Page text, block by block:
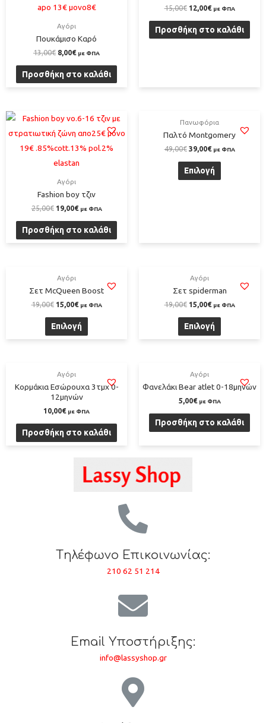
Αγόρι
Πουκάμισο Καρό
13,00€ 8,00€ με ΦΠΑ
Προσθήκη στο καλάθι
15,00€ 12,00€ με ΦΠΑ
Προσθήκη στο καλάθι
Αγόρι
Fashion boy τζιν
25,00€ 19,00€ με ΦΠΑ
Προσθήκη στο καλάθι
Πανωφόρια
Παλτό Montgomery
49,00€ 39,00€ με ΦΠΑ
Επιλογή
Αγόρι
Σετ McQueen Boost
19,00€ 15,00€ με ΦΠΑ
Επιλογή
Αγόρι
Σετ spiderman
19,00€ 15,00€ με ΦΠΑ
Επιλογή
Αγόρι
Κορμάκια Εσώρουχα 3τμχ 0-
12μηνών
10,00€ με ΦΠΑ
Προσθήκη στο καλάθι
Αγόρι
Φανελάκι Bear atlet 0-18μηνών
5,00€ με ΦΠΑ
Προσθήκη στο καλάθι
Tηλέφωνο Επικοινωνίας:
210 62 51 214
Email Υποστήριξης:
info@lassyshop.gr